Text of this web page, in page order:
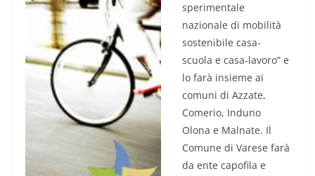
sperimentale
nazionale di mobilità
sostenibile casa-
scuola e casa-lavoro” e
lo farà insieme ai
comuni di Azzate,
Comerio, Induno
Olona e Malnate. Il
Comune di Varese farà
da ente capofila e